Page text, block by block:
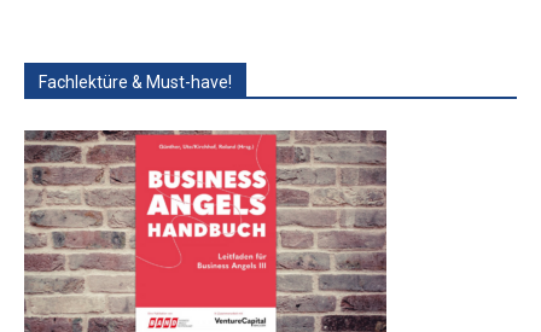
Fachlektüre & Must-have!